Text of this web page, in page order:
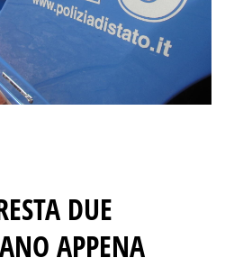
DUE
APPENA